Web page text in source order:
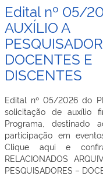
Edital nº 05/
AUXÍLIO A
DOCENTES E
DISCENTES
Edital nº 05/2026 do
solicitação de auxílio
Programa,
participação em
Clique aqui e
RELACIONADOS
PESQUISADORES –